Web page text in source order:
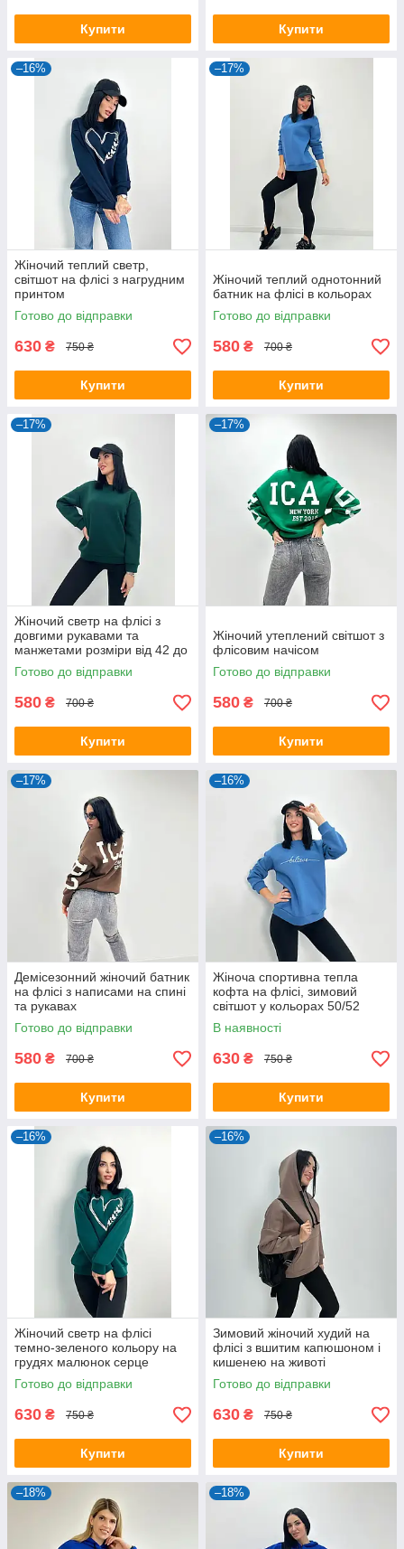
Купити Купити
–16%
Жіночий теплий светр,
світшот на флісі з нагрудним
принтом
Готово до відправки
630 ₴ 750 ₴
Купити
–17%
Жіночий теплий однотонний
батник на флісі в кольорах
Готово до відправки
580 ₴ 700 ₴
Купити
–17%
Жіночий светр на флісі з
довгими рукавами та
манжетами розміри від 42 до
52
Готово до відправки
580 ₴ 700 ₴
Купити
–17%
Жіночий утеплений світшот з
флісовим начісом
Готово до відправки
580 ₴ 700 ₴
Купити
–17%
Демісезонний жіночий батник
на флісі з написами на спині
та рукавах
Готово до відправки
580 ₴ 700 ₴
Купити
–16%
Жіноча спортивна тепла
кофта на флісі, зимовий
світшот у кольорах 50/52
В наявності
630 ₴ 750 ₴
Купити
–16%
Жіночий светр на флісі
темно-зеленого кольору на
грудях малюнок серце
Готово до відправки
630 ₴ 750 ₴
Купити
–16%
Зимовий жіночий худий на
флісі з вшитим капюшоном і
кишенею на животі
Готово до відправки
630 ₴ 750 ₴
Купити
–18% –18%